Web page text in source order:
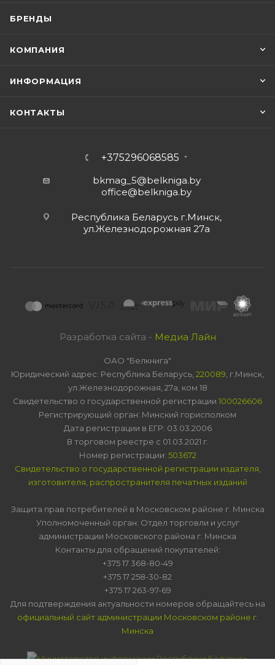
БРЕНДЫ
КОМПАНИЯ
ИНФОРМАЦИЯ
КОНТАКТЫ
+375296068585
bkmag_5@belkniga.by
office@belkniga.by
Республика Беларусь г.Минск,
ул.Железнодорожная 27а
Разработка сайта - Медиа Лайн
ОАО "Белкнига"
Юридический адрес: Республика Беларусь, 220089 , г.Минск,
ул.Железнодорожная, 27а, ком 18
Свидетельство о государственной регистрации 100026606
Регистрирующий орган: Минский горисполком
Дата регистрации в ЕГР: 03.03.2006
В торговом реестре с 01.03.2021 г.
Номер регистрации: 503672
Свидетельство о государственной регистрации издателя,
изготовителя, распространителя печатных изданий
Защита прав потребителей в Московском районе г. Минска
Уполномоченный орган: Отдел торговли и услуг
администрации Московского района г. Минска
Контакты для обращений покупателей:
+375 17 368-80-49
+375 17 258-30-82
+375 17 263-97-69
Для подтверждения актуальности номеров обращайтесь на
официальный сайт администрации Московском районе г.
Минска